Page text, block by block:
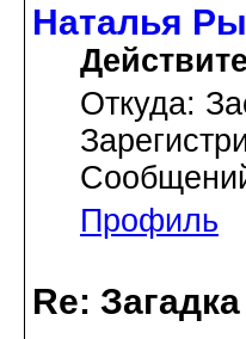
Наталья
Откуда:
Профиль
Re: Загадка